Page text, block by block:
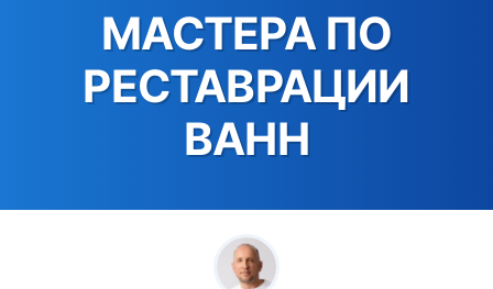
МАСТЕРА ПО
РЕСТАВРАЦИИ
ВАНН